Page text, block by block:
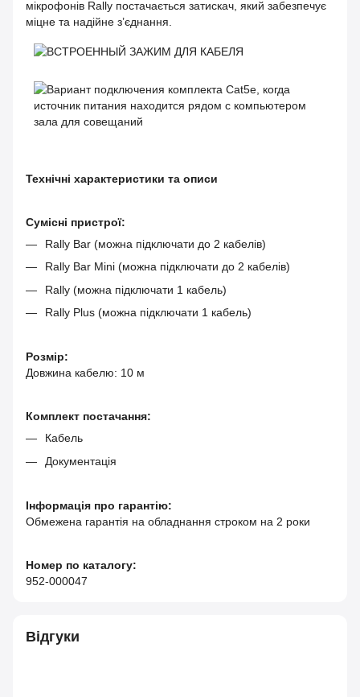
мікрофонів Rally постачається затискач, який забезпечує
міцне та надійне з’єднання.
Технічні характеристики та описи
Сумісні пристрої:
Rally Bar (можна підключати до 2 кабелів)
Rally Bar Mini (можна підключати до 2 кабелів)
Rally (можна підключати 1 кабель)
Rally Plus (можна підключати 1 кабель)
Розмір:
Довжина кабелю: 10 м
Комплект постачання:
Кабель
Документація
Інформація про гарантію:
Обмежена гарантія на обладнання строком на 2 роки
Номер по каталогу:
952-000047
Відгуки